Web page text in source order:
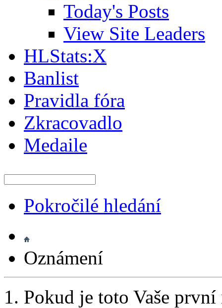
Today's Posts
View Site Leaders
HLStats:X
Banlist
Pravidla fóra
Zkracovadlo
Medaile
Pokročilé hledání
Oznámení
Pokud je toto Vaše